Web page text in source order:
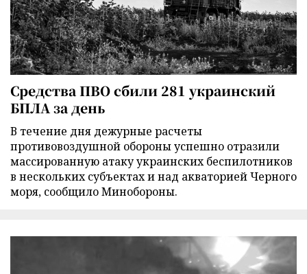
Средства ПВО сбили 281 украинский
БПЛА за день
В течение дня дежурные расчеты
противовоздушной обороны успешно отразили
массированную атаку украинских беспилотников
в нескольких субъектах и над акваторией Черного
моря, сообщило Минобороны.